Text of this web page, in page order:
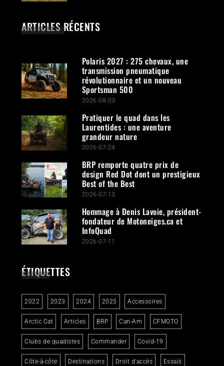
ARTICLES RÉCENTS
Polaris 2027 : 275 chevaux, une
transmission pneumatique
révolutionnaire et un nouveau
Sportsman 500
2026-08-03
Pratiquer le quad dans les
Laurentides : une aventure
grandeur nature
2026-07-24
BRP remporte quatre prix de
design Red Dot dont un prestigieux
Best of the Best
2026-07-13
Hommage à Denis Lavoie, président-
fondateur de Motoneiges.ca et
InfoQuad
2026-07-11
ÉTIQUETTES
2022 2023 2024 2025 Accessoires
Arctic Cat Articles BRP Can-Am CFMOTO
Clubs de quadistes Commander Covid-19
Côte-à-côte Destinations Droit d'accès Essais